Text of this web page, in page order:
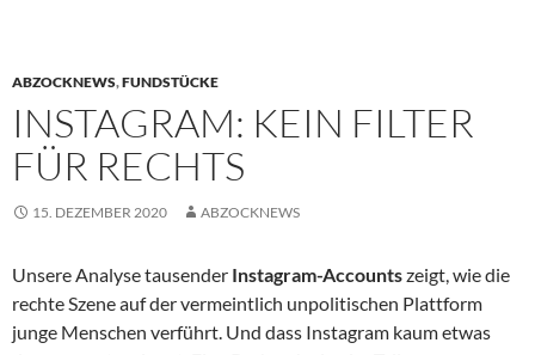
ABZOCKNEWS,FUNDSTÜCKE
INSTAGRAM: KEIN FILTER
FÜR RECHTS
15. DEZEMBER 2020 ABZOCKNEWS
Unsere Analyse tausender Instagram-Accountszeigt, wie die
rechte Szene auf der vermeintlich unpolitischen Plattform
junge Menschen verführt. Und dass Instagram kaum etwas